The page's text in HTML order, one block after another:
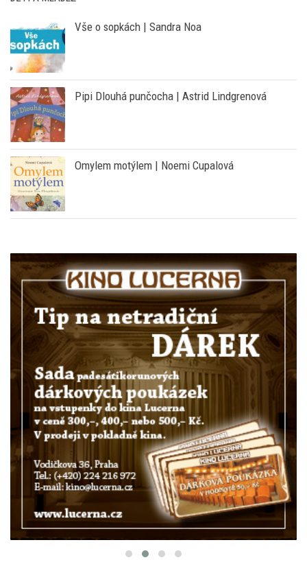
Vše o sopkách | Sandra Noa
Pipi Dlouhá punčocha | Astrid Lindgrenová
Omylem motýlem | Noemi Cupalová